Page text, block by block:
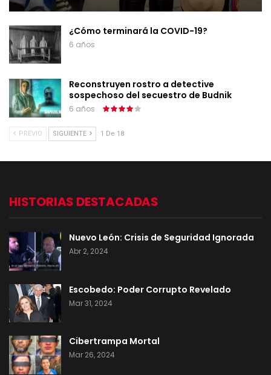
¿Cómo terminará la COVID-19?
6 años
Reconstruyen rostro a detective
sospechoso del secuestro de Budnik
6 años
PREVIO SIGUIENTE 1 De 18
HISTORIAS DESTACADAS
Nuevo León: Crisis de Seguridad Ignorada
Abr 2, 2024
Escobedo: Poder Corrupto Revelado
Mar 31, 2024
Cibertrampa Mortal
Mar 26, 2024